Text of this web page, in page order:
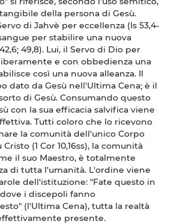
della persona di Gesù.
di Jahvè per eccellenza (Is 53,4-
per stabilire una nuova
49,8). Lui, il Servo di Dio per
e con obbedienza una
così una nuova alleanza. Il
dato da Gesù nell'Ultima Cena; è il
di Gesù. Consumando questo
con la sua efficacia salvifica viene
Tutti coloro che lo ricevono
la comunità dell'unico Corpo
(1 Cor 10,16ss), la comunità
il suo Maestro, è totalmente
di tutta l'umanità. L'ordine viene
dell'istituzione: "Fate questo in
i discepoli fanno
(l'Ultima Cena), tutta la realtà
presente.